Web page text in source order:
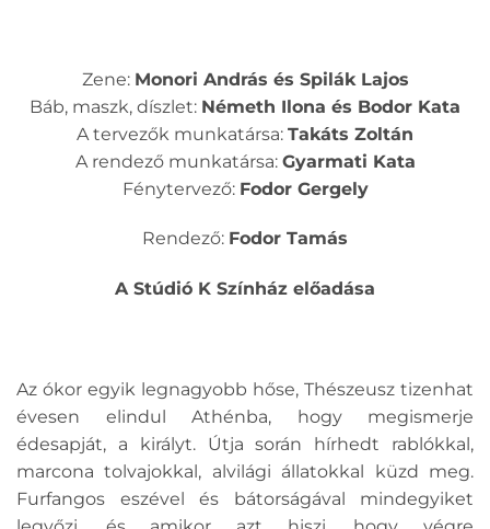
Zene: Monori András és Spilák Lajos
Báb, maszk, díszlet: Németh Ilona és Bodor Kata
A tervezők munkatársa: Takáts Zoltán
A rendező munkatársa: Gyarmati Kata
Fénytervező: Fodor Gergely
Rendező: Fodor Tamás
A Stúdió K Színház előadása
Az ókor egyik legnagyobb hőse, Thészeusz tizenhat
évesen elindul Athénba, hogy megismerje
édesapját, a királyt. Útja során hírhedt rablókkal,
marcona tolvajokkal, alvilági állatokkal küzd meg.
Furfangos eszével és bátorságával mindegyiket